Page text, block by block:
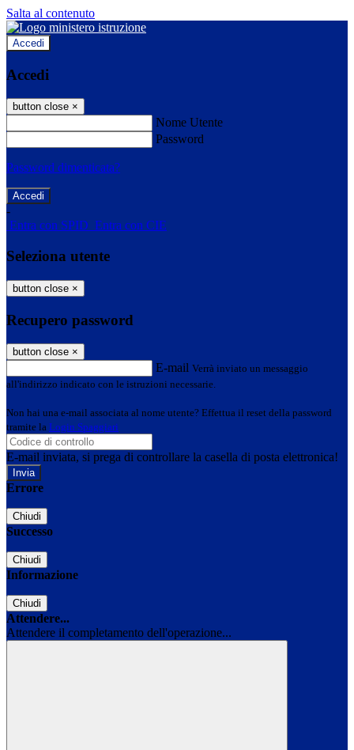
Salta al contenuto
Accedi
Accedi
button close ×
Nome Utente
Password
Password dimenticata?
-
Entra con SPID Entra con CIE
Seleziona utente
button close ×
Recupero password
button close ×
E-mail Verrà inviato un messaggio
all'indirizzo indicato con le istruzioni necessarie.
Non hai una e-mail associata al nome utente? Effettua il reset della password
tramite la Login Spaggiari
E-mail inviata, si prega di controllare la casella di posta elettronica!
Errore
Chiudi
Successo
Chiudi
Informazione
Chiudi
Attendere...
Attendere il completamento dell'operazione...